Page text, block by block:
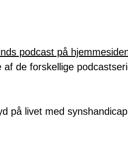
podcast på
de forskellige
på livet med